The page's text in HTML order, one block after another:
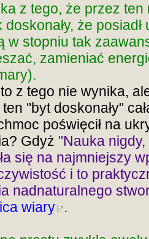
z tego, że przez ten
doskonały, że
w stopniu tak
zamieniać
z tego nie wynika,
"byt doskonały"
poświęcił na
Gdyż "Nauka
się na najmniejszy
i to
nadnaturalnego
wiary
.